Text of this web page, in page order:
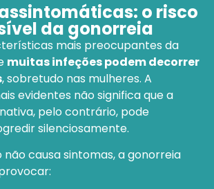
o risco
da gonorreia
mais preocupantes da
muitas infeções podem decorrer
, sobretudo nas mulheres. A
evidentes não significa que a
pelo contrário, pode
silenciosamente.
não causa sintomas, a gonorreia